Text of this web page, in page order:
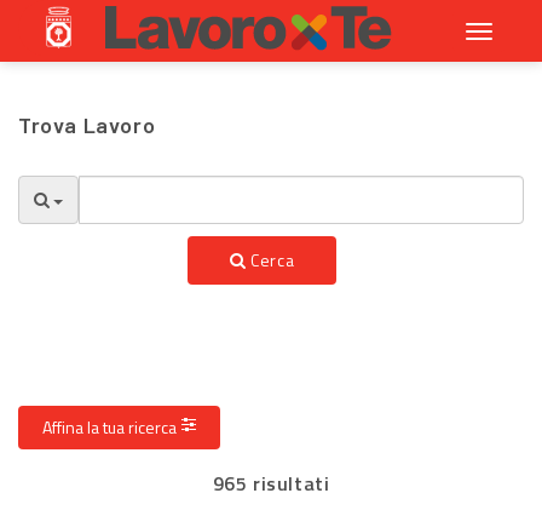
Toggle
Trova Lavoro
Cerca
Affina la tua ricerca
965 risultati